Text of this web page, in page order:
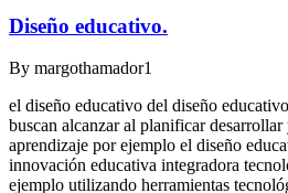
Diseño educativo.
By margothamador1
el diseño educativo del diseño
buscan alcanzar al planificar
aprendizaje por ejemplo el diseño
innovación educativa integradora
ejemplo utilizando herramientas